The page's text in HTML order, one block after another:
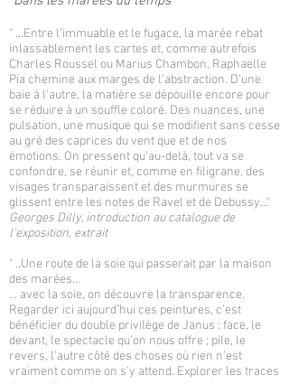
" ...Entre l’immuable et le fugace, la marée rebat
inlassablement les cartes et, comme autrefois
Charles Roussel ou Marius Chambon, Raphaëlle
Pia chemine aux marges de l’abstraction. D’une
baie à l’autre, la matière se dépouille encore pour
se réduire à un souffle coloré. Des nuances, une
pulsation, une musique qui se modifient sans cesse
au gré des caprices du vent que et de nos
émotions. On pressent qu’au-delà, tout va se
confondre, se réunir et, comme en filigrane, des
visages transparaissent et des murmures se
glissent entre les notes de Ravel et de Debussy..."
Georges Dilly, introduction au catalogue de
l'exposition, extrait
" ..Une route de la soie qui passerait par la maison
des marées…
... avec la soie, on découvre la transparence.
Regarder ici aujourd’hui ces peintures, c’est
bénéficier du double privilège de Janus : face, le
devant, le spectacle qu’on nous offre ; pile, le
revers, l’autre côté des choses où rien n’est
vraiment comme on s’y attend. Explorer les traces